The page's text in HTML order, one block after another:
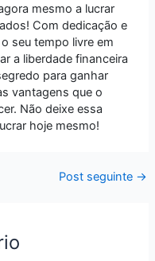
mesmo a lucrar
Com dedicação e
seu tempo livre em
a liberdade financeira
para ganhar
vantagens que o
Não deixe essa
hoje mesmo!
Post seguinte →